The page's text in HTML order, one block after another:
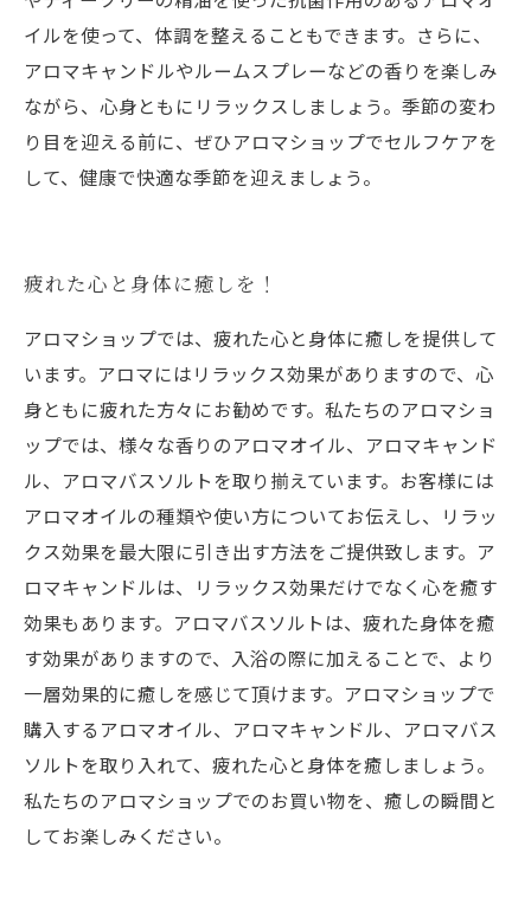
イルを使って、体調を整えることもできます。さらに、
アロマキャンドルやルームスプレーなどの香りを楽しみ
ながら、心身ともにリラックスしましょう。季節の変わ
り目を迎える前に、ぜひアロマショップでセルフケアを
して、健康で快適な季節を迎えましょう。
疲れた心と身体に癒しを！
アロマショップでは、疲れた心と身体に癒しを提供して
います。アロマにはリラックス効果がありますので、心
身ともに疲れた方々にお勧めです。私たちのアロマショ
ップでは、様々な香りのアロマオイル、アロマキャンド
ル、アロマバスソルトを取り揃えています。お客様には
アロマオイルの種類や使い方についてお伝えし、リラッ
クス効果を最大限に引き出す方法をご提供致します。ア
ロマキャンドルは、リラックス効果だけでなく心を癒す
効果もあります。アロマバスソルトは、疲れた身体を癒
す効果がありますので、入浴の際に加えることで、より
一層効果的に癒しを感じて頂けます。アロマショップで
購入するアロマオイル、アロマキャンドル、アロマバス
ソルトを取り入れて、疲れた心と身体を癒しましょう。
私たちのアロマショップでのお買い物を、癒しの瞬間と
してお楽しみください。